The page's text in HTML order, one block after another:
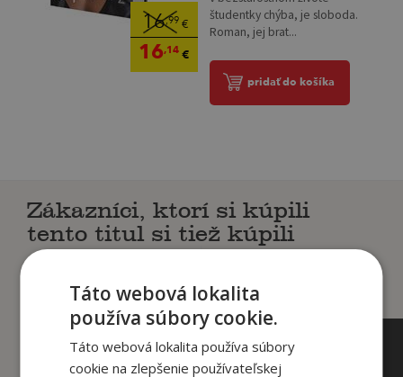
16,99 €
16,14€
študentky chýba, je sloboda.
Roman, jej brat...
pridať do košíka
Zákazníci, ktorí si kúpili
tento titul si tiež kúpili
Táto webová lokalita
používa súbory cookie.
Táto webová lokalita používa súbory
cookie na zlepšenie používateľskej